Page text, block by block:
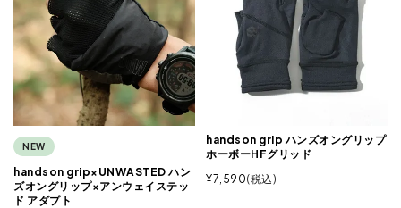
NEW
handson grip×UNWASTED ハン
ズオングリップ×アンウェイステッ
ド アダプト
handson grip ハンズオングリップ
ホーボーHFグリッド
¥7,590 税込